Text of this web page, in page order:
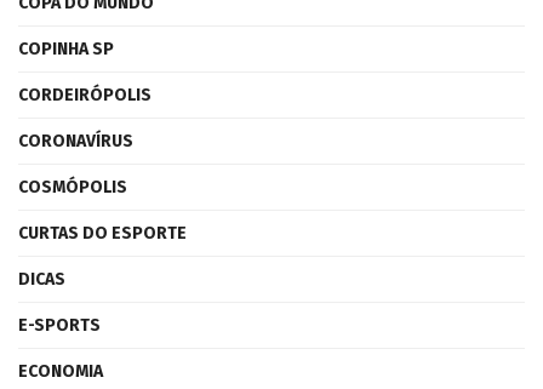
COPINHA SP
CORDEIRÓPOLIS
CORONAVÍRUS
COSMÓPOLIS
CURTAS DO ESPORTE
DICAS
E-SPORTS
ECONOMIA